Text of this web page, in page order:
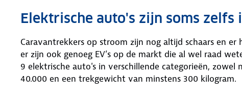
Elektrische auto's zijn soms
Caravantrekkers op stroom zijn nog altijd schaars en
er zijn ook genoeg EV’s op de markt die al wel raad
9 elektrische auto's in verschillende categorieën,
40.000 en een trekgewicht van minstens 300 kilogram.